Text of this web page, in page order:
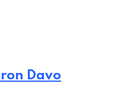
Davo